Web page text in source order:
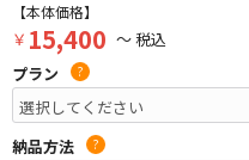
【本体価格】
￥ 15,400 ～ 税込
プラン
?
納品方法 ?